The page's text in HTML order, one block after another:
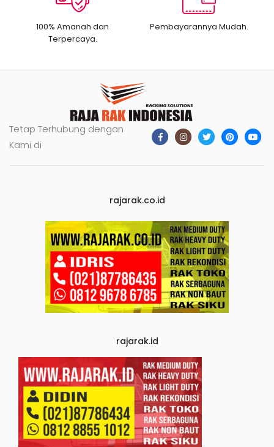
100% Amanah dan
Terpercaya.
Pembayarannya Mudah.
Tetap Terhubung dengan
Kami di
rajarak.co.id
rajarak.id